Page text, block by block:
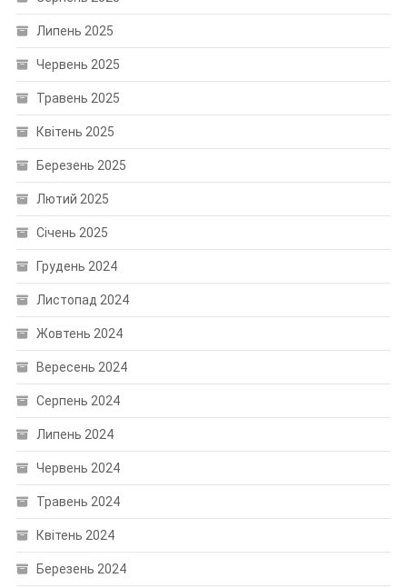
Липень 2025
Червень 2025
Травень 2025
Квітень 2025
Березень 2025
Лютий 2025
Січень 2025
Грудень 2024
Листопад 2024
Жовтень 2024
Вересень 2024
Серпень 2024
Липень 2024
Червень 2024
Травень 2024
Квітень 2024
Березень 2024